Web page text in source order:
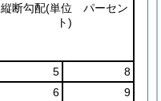
縦断勾配(単位 パーセン
ト)
5
8
6
9